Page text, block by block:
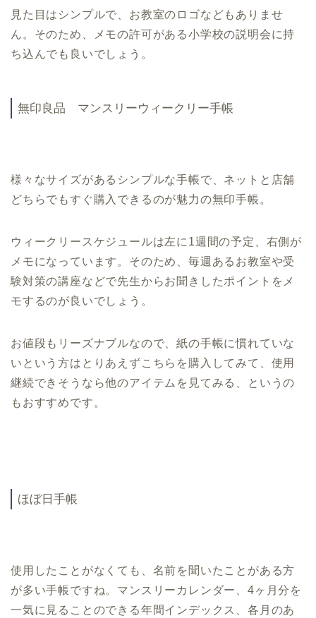
見た目はシンプルで、お教室のロゴなどもありませ
ん。そのため、メモの許可がある小学校の説明会に持
ち込んでも良いでしょう。
無印良品 マンスリーウィークリー手帳
様々なサイズがあるシンプルな手帳で、ネットと店舗
どちらでもすぐ購入できるのが魅力の無印手帳。
ウィークリースケジュールは左に1週間の予定、右側が
メモになっています。そのため、毎週あるお教室や受
験対策の講座などで先生からお聞きしたポイントをメ
モするのが良いでしょう。
お値段もリーズナブルなので、紙の手帳に慣れていな
いという方はとりあえずこちらを購入してみて、使用
継続できそうなら他のアイテムを見てみる、というの
もおすすめです。
ほぼ日手帳
使用したことがなくても、名前を聞いたことがある方
が多い手帳ですね。マンスリーカレンダー、4ヶ月分を
一気に見ることのできる年間インデックス、各月のあ